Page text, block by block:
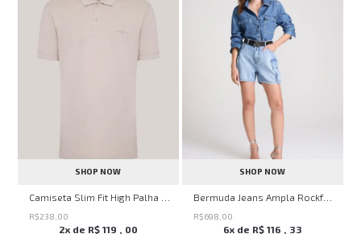
SHOP NOW
R$238 00
2x de R$ 119 , 00
SHOP NOW
Bermuda Jeans Ampla Rockford John John Feminina
R$698 00
6x de R$ 116 , 33